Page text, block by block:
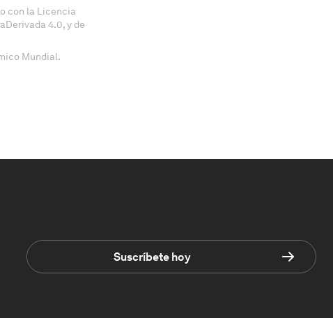
con la Licencia
4.0, y de
Mundial.
Suscríbete hoy